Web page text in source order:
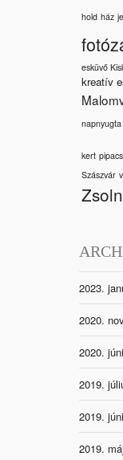
hold ház
esküvő
kreatív
napnyugta
kert pipacs
Szászvár
2023.
2020.
2020.
2019.
2019.
2019.